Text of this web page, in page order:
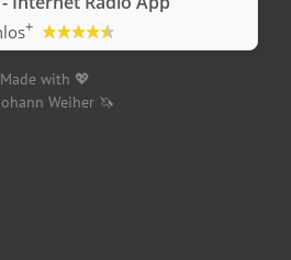
+
Made with 💖
Weiher 🦄